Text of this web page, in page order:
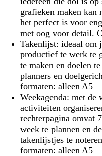
grafieken maken kan
het perfect is voor
met oog voor detail.
Takenlijst: ideaal om
productief te werk te
te maken en doelen
planners en
formaten: alleen A5
Weekagenda: met de
activiteiten
rechterpagina omvat
week te plannen en
takenlijstjes te
formaten: alleen A5